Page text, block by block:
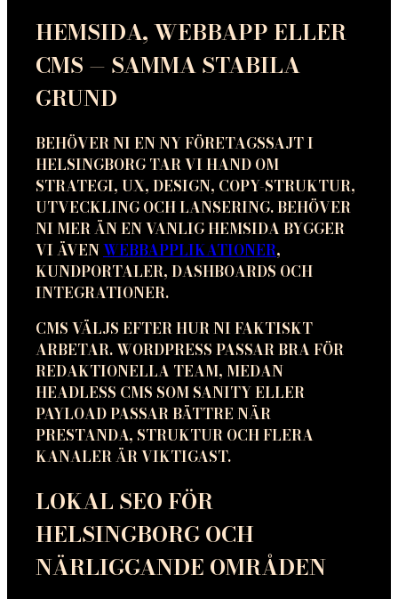
HEMSIDA, WEBBAPP ELLER
CMS — SAMMA STABILA
GRUND
BEHÖVER NI EN NY FÖRETAGSSAJT I
HELSINGBORG TAR VI HAND OM
STRATEGI, UX, DESIGN, COPY-STRUKTUR,
UTVECKLING OCH LANSERING. BEHÖVER
NI MER ÄN EN VANLIG HEMSIDA BYGGER
VI ÄVENWEBBAPPLIKATIONER,
KUNDPORTALER, DASHBOARDS OCH
INTEGRATIONER.
CMS VÄLJS EFTER HUR NI FAKTISKT
ARBETAR. WORDPRESS PASSAR BRA FÖR
REDAKTIONELLA TEAM, MEDAN
HEADLESS CMS SOM SANITY ELLER
PAYLOAD PASSAR BÄTTRE NÄR
PRESTANDA, STRUKTUR OCH FLERA
KANALER ÄR VIKTIGAST.
LOKAL SEO FÖR
HELSINGBORG OCH
NÄRLIGGANDE OMRÅDEN